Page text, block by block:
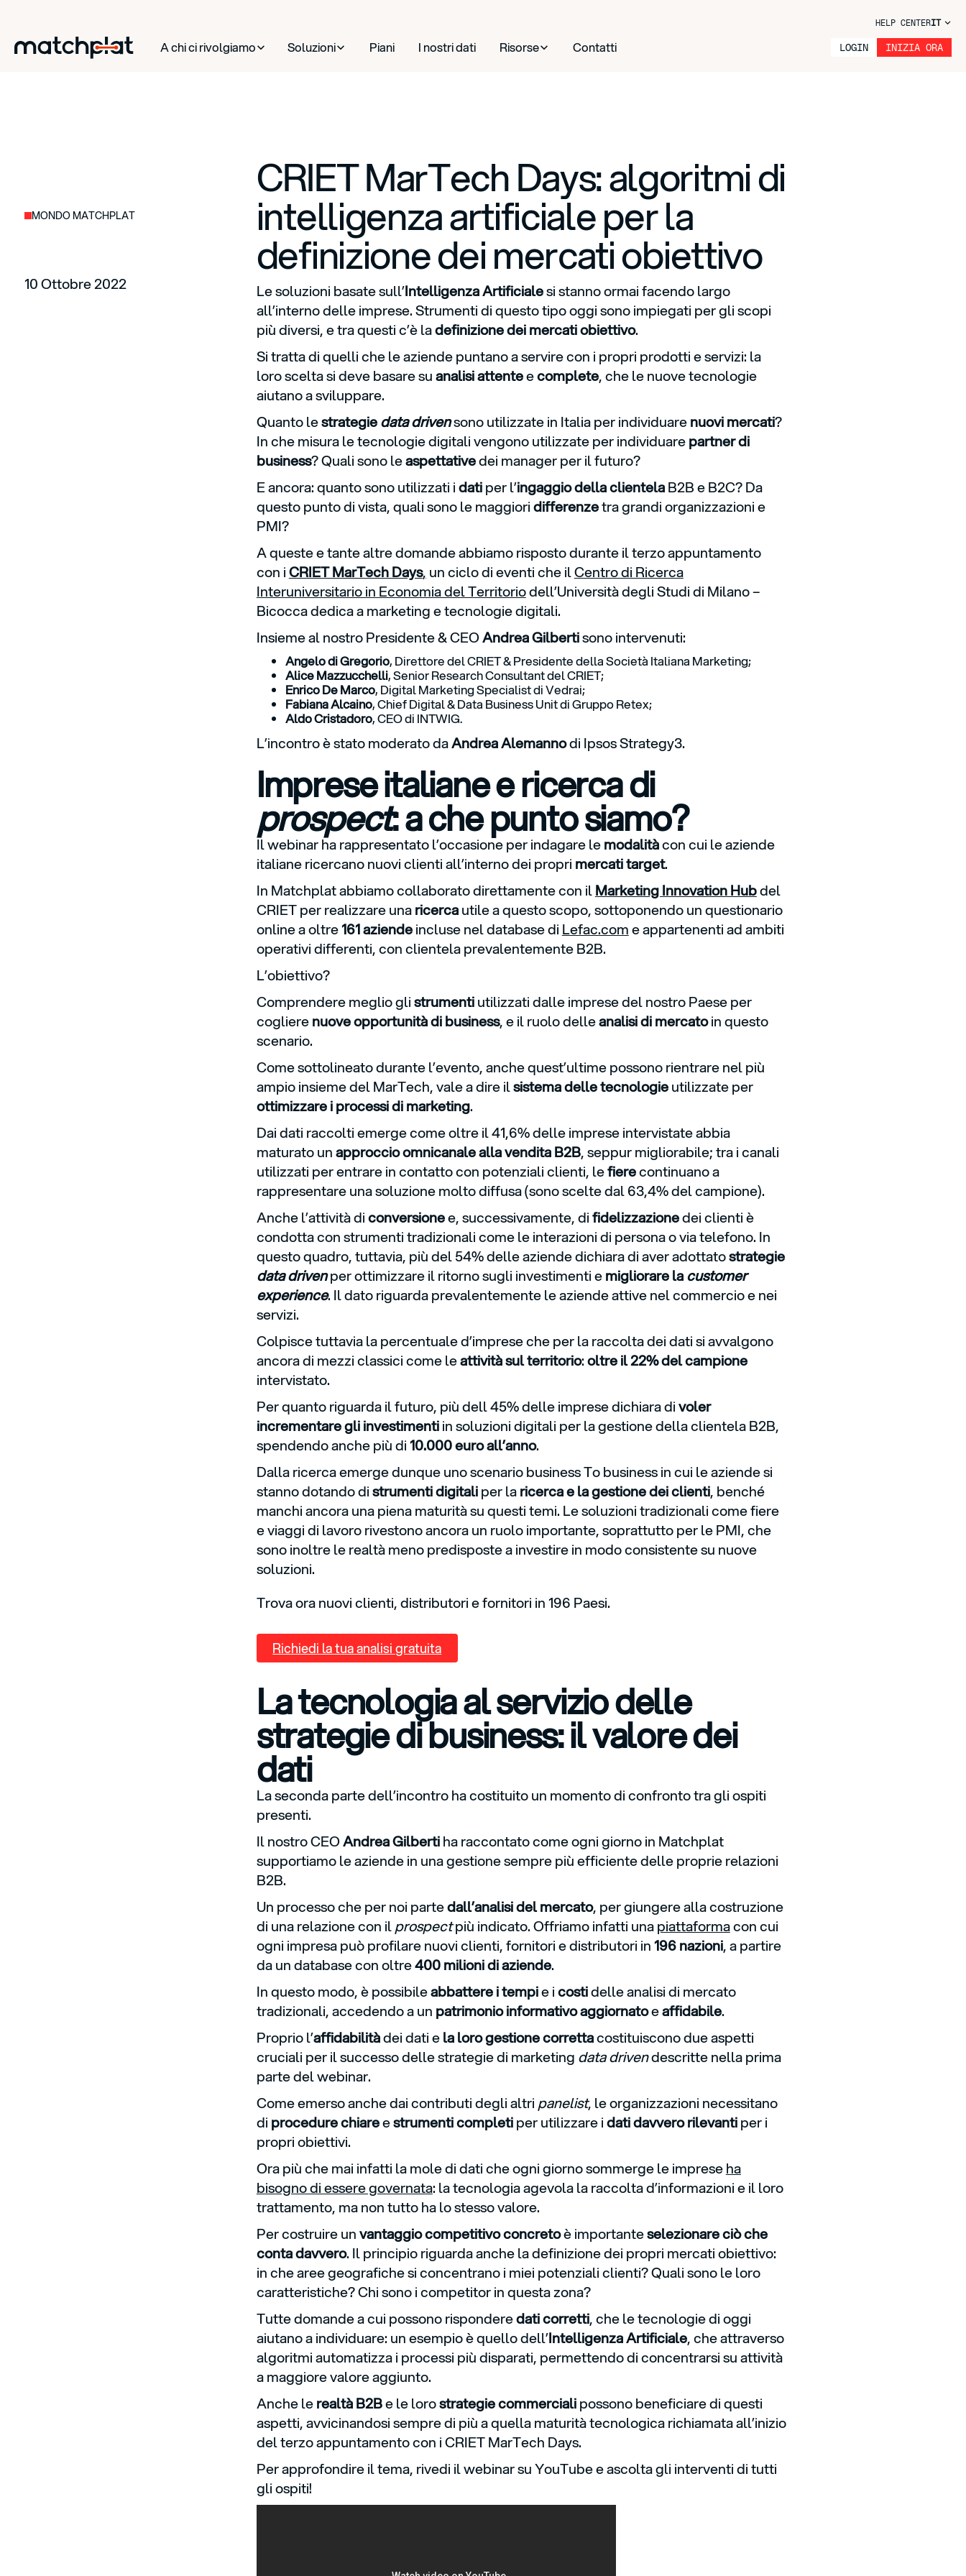
HELP CENTERIT
A chi ci rivolgiamo Soluzioni Piani I nostri dati Risorse Contatti LOGIN INIZIA ORA
MONDO MATCHPLAT
CRIET MarTech Days: algoritmi di
intelligenza artificiale per la
definizione dei mercati obiettivo
10 Ottobre 2022 Le soluzioni basate sull’Intelligenza Artificialesi stanno ormai facendo largo
all’interno delle imprese. Strumenti di questo tipo oggi sono impiegati per gli scopi
più diversi, e tra questi c’è ladefinizione dei mercati obiettivo.
Si tratta di quelli che le aziende puntano a servire con i propri prodotti e servizi: la
loro scelta si deve basare suanalisi attenteecomplete, che le nuove tecnologie
aiutano a sviluppare.
Quanto lestrategiedata drivensono utilizzate in Italia per individuarenuovi mercati?
In che misura le tecnologie digitali vengono utilizzate per individuarepartner di
business? Quali sono leaspettativedei manager per il futuro?
E ancora: quanto sono utilizzati idatiper l’ingaggio della clientelaB2B e B2C? Da
questo punto di vista, quali sono le maggioridifferenzetra grandi organizzazioni e
PMI?
A queste e tante altre domande abbiamo risposto durante il terzo appuntamento
con iCRIET MarTech Days, un ciclo di eventi che ilCentro di Ricerca
Interuniversitario in Economia del Territoriodell’Università degli Studi di Milano –
Bicocca dedica a marketing e tecnologie digitali.
Insieme al nostro Presidente & CEOAndrea Gilbertisono intervenuti:
Angelo di Gregorio, Direttore del CRIET & Presidente della Società Italiana Marketing;
Alice Mazzucchelli, Senior Research Consultant del CRIET;
Enrico De Marco, Digital Marketing Specialist di Vedrai;
Fabiana Alcaino, Chief Digital & Data Business Unit di Gruppo Retex;
Aldo Cristadoro, CEO di INTWIG.
L’incontro è stato moderato daAndrea Alemannodi Ipsos Strategy3.
Imprese italiane e ricerca di
prospect: a che punto siamo?
Il webinar ha rappresentato l’occasione per indagare lemodalitàcon cui le aziende
italiane ricercano nuovi clienti all’interno dei propri mercati target.
In Matchplat abbiamo collaborato direttamente con ilMarketing Innovation Hubdel
CRIET per realizzare unaricercautile a questo scopo, sottoponendo un questionario
online a oltre161 aziendeincluse nel database di Lefac.come appartenenti ad ambiti
operativi differenti, con clientela prevalentemente B2B.
L’obiettivo?
Comprendere meglio glistrumentiutilizzati dalle imprese del nostro Paese per
coglierenuove opportunità di business, e il ruolo delleanalisi di mercatoin questo
scenario.
Come sottolineato durante l’evento, anche quest’ultime possono rientrare nel più
ampio insieme del MarTech, vale a dire ilsistema delle tecnologieutilizzate per
ottimizzare i processi di marketing.
Dai dati raccolti emerge come oltre il 41,6% delle imprese intervistate abbia
maturato unapproccio omnicanale alla vendita B2B, seppur migliorabile; tra i canali
utilizzati per entrare in contatto con potenziali clienti, lefierecontinuano a
rappresentare una soluzione molto diffusa (sono scelte dal 63,4% del campione).
Anche l’attività diconversionee, successivamente, difidelizzazionedei clienti è
condotta con strumenti tradizionali come le interazioni di persona o via telefono. In
questo quadro, tuttavia, più del 54% delle aziende dichiara di aver adottatostrategie
data drivenper ottimizzare il ritorno sugli investimenti emigliorare lacustomer
experience. Il dato riguarda prevalentemente le aziende attive nel commercio e nei
servizi.
Colpisce tuttavia la percentuale d’imprese che per la raccolta dei dati si avvalgono
ancora di mezzi classici come leattività sul territorio:oltre il 22% del campione
intervistato.
Per quanto riguarda il futuro, più dell 45% delle imprese dichiara divoler
incrementare gli investimentiin soluzioni digitali per la gestione della clientela B2B,
spendendo anche più di10.000 euro all’anno.
Dalla ricerca emerge dunque uno scenario business To business in cui le aziende si
stanno dotando distrumenti digitaliper laricerca e la gestione dei clienti, benché
manchi ancora una piena maturità su questi temi. Le soluzioni tradizionali come fiere
e viaggi di lavoro rivestono ancora un ruolo importante, soprattutto per le PMI, che
sono inoltre le realtà meno predisposte a investire in modo consistente su nuove
soluzioni.
Trova ora nuovi clienti, distributori e fornitori in 196 Paesi.
Richiedi la tua analisi gratuita
La tecnologia al servizio delle
strategie di business: il valore dei
dati
La seconda parte dell’incontro ha costituito un momento di confronto tra gli ospiti
presenti.
Il nostro CEOAndrea Gilbertiha raccontato come ogni giorno in Matchplat
supportiamo le aziende in una gestione sempre più efficiente delle proprie relazioni
B2B.
Un processo che per noi partedall’analisi del mercato, per giungere alla costruzione
di una relazione con ilprospectpiù indicato. Offriamo infatti unapiattaformacon cui
ogni impresa può profilare nuovi clienti, fornitori e distributori in196 nazioni, a partire
da un database con oltre400 milioni di aziende.
In questo modo, è possibileabbattere i tempie icostidelle analisi di mercato
tradizionali, accedendo a un patrimonio informativo aggiornatoeaffidabile.
Proprio l’affidabilitàdei dati ela loro gestione correttacostituiscono due aspetti
cruciali per il successo delle strategie di marketing data drivendescritte nella prima
parte del webinar.
Come emerso anche dai contributi degli altri panelist, le organizzazioni necessitano
di procedurechiareestrumenticompletiper utilizzare idati davvero rilevantiper i
propri obiettivi.
Ora più che mai infatti la mole di dati che ogni giorno sommerge le impreseha
bisogno di essere governata: la tecnologia agevola la raccolta d’informazioni e il loro
trattamento, ma non tutto ha lo stesso valore.
Per costruire unvantaggio competitivo concretoè importanteselezionare ciò che
conta davvero. Il principio riguarda anche la definizione dei propri mercati obiettivo:
in che aree geografiche si concentrano i miei potenziali clienti? Quali sono le loro
caratteristiche? Chi sono i competitor in questa zona?
Tutte domande a cui possono risponderedati corretti, che le tecnologie di oggi
aiutano a individuare: un esempio è quello dell’Intelligenza Artificiale, che attraverso
algoritmi automatizza i processi più disparati, permettendo di concentrarsi su attività
a maggiore valore aggiunto.
Anche lerealtà B2Be le lorostrategie commercialipossono beneficiare di questi
aspetti, avvicinandosi sempre di più a quella maturità tecnologica richiamata all’inizio
del terzo appuntamento con i CRIET MarTech Days.
Per approfondire il tema, rivedi il webinar su YouTube e ascolta gli interventi di tutti
gli ospiti!